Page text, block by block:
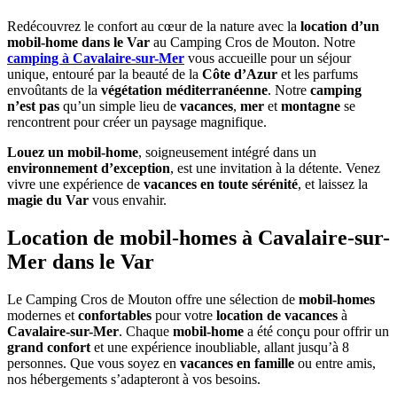
Redécouvrez le confort au cœur de la nature avec la location d’un
mobil-home dans le Var au Camping Cros de Mouton. Notre
camping à Cavalaire-sur-Mer vous accueille pour un séjour
unique, entouré par la beauté de la Côte d’Azur et les parfums
envoûtants de la végétation méditerranéenne. Notre camping
n’est pas qu’un simple lieu de vacances, mer et montagne se
rencontrent pour créer un paysage magnifique.
Louez un mobil-home, soigneusement intégré dans un
environnement d’exception, est une invitation à la détente. Venez
vivre une expérience de vacances en toute sérénité, et laissez la
magie du Var vous envahir.
Location de mobil-homes à Cavalaire-sur-
Mer dans le Var
Le Camping Cros de Mouton offre une sélection de mobil-homes
modernes et confortables pour votre location de vacances à
Cavalaire-sur-Mer. Chaque mobil-home a été conçu pour offrir un
grand confort et une expérience inoubliable, allant jusqu’à 8
personnes. Que vous soyez en vacances en famille ou entre amis,
nos hébergements s’adapteront à vos besoins.